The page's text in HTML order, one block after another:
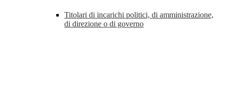
Titolari di incarichi politici, di amministrazione,
di direzione o di governo